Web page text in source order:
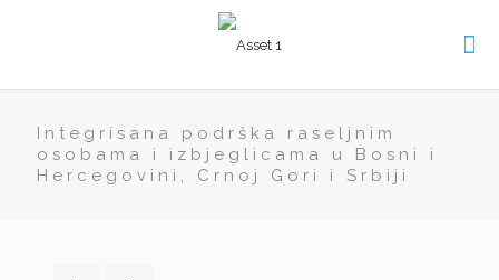
Integrisana podrška raseljnim
osobama i izbjeglicama u Bosni i
Hercegovini, Crnoj Gori i Srbiji